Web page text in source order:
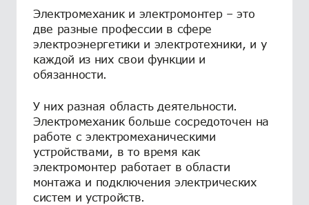
Электромеханик и электромонтер – это
две разные профессии в сфере
электроэнергетики и электротехники, и у
каждой из них свои функции и
обязанности.
У них разная область деятельности.
Электромеханик больше сосредоточен на
работе с электромеханическими
устройствами, в то время как
электромонтер работает в области
монтажа и подключения электрических
систем и устройств.